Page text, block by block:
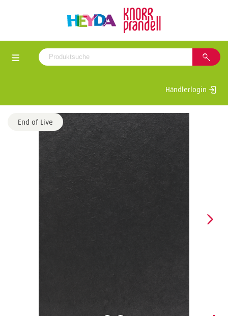
Händlerlogin
End of Live